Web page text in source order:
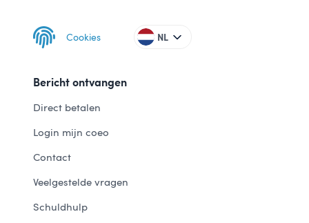
Cookies NL
Bericht ontvangen
Direct betalen
Login mijn coeo
Contact
Veelgestelde vragen
Schuldhulp